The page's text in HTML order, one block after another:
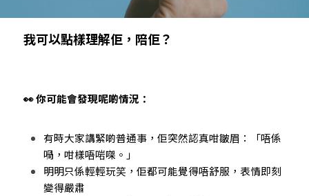
合作機構
搜索
我可以點樣理解佢，陪佢？
👀 你可能會發現呢啲情況：
有時大家講緊啲普通事，佢突然認真咁皺眉：「唔係
喎，咁樣唔啱㗎。」
明明只係輕輕玩笑，佢都可能覺得唔舒服，表情即刻
變得嚴肅